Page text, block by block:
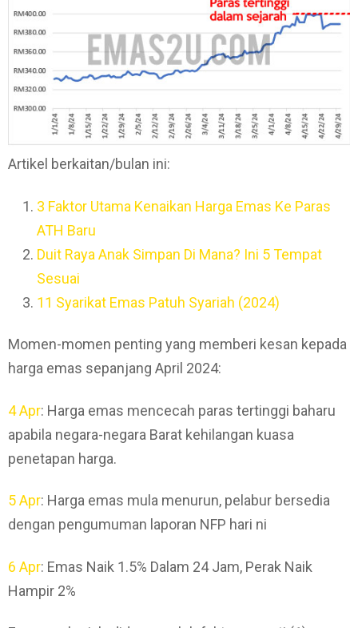
Artikel berkaitan/bulan ini:
3 Faktor Utama Kenaikan Harga Emas Ke Paras
ATH Baru
Duit Raya Anak Simpan Di Mana? Ini 5 Tempat
Sesuai
11 Syarikat Emas Patuh Syariah (2024)
Momen-momen penting yang memberi kesan kepada
harga emas sepanjang April 2024:
4 Apr: Harga emas mencecah paras tertinggi baharu
apabila negara-negara Barat kehilangan kuasa
penetapan harga.
5 Apr: Harga emas mula menurun, pelabur bersedia
dengan pengumuman laporan NFP hari ni
6 Apr: Emas Naik 1.5% Dalam 24 Jam, Perak Naik
Hampir 2%